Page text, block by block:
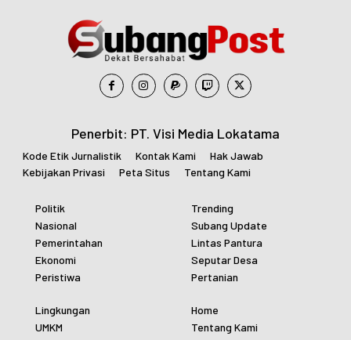
Penerbit: PT. Visi Media Lokatama
Kode Etik Jurnalistik Kontak Kami
Hak Jawab
Kebijakan Privasi
Peta Situs Tentang Kami
Politik
Nasional
Pemerintahan
Ekonomi
Peristiwa
Trending
Subang Update
Lintas Pantura
Seputar Desa
Pertanian
Lingkungan
UMKM
Home
Tentang Kami